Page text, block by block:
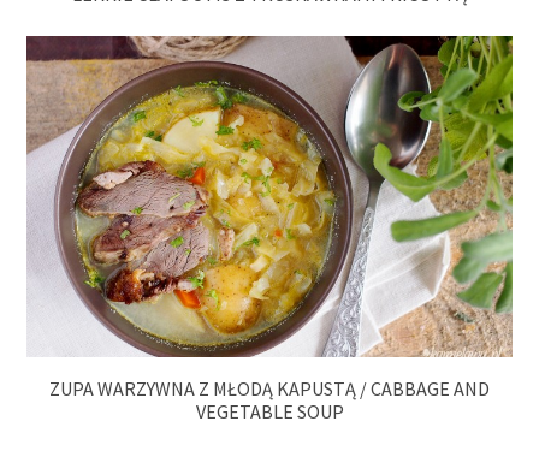
ZUPA WARZYWNA Z MŁODĄ KAPUSTĄ / CABBAGE AND
VEGETABLE SOUP